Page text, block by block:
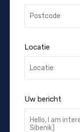
Locatie
Uw bericht